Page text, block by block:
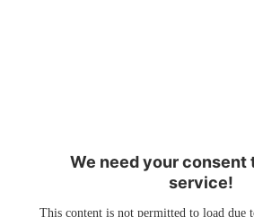
We need your consent
service!
This content is not permitted to load due